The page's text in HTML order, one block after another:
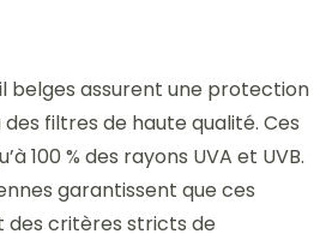
belges assurent une protection
filtres de haute qualité. Ces
100 % des rayons UVA et UVB.
garantissent que ces
critères stricts de